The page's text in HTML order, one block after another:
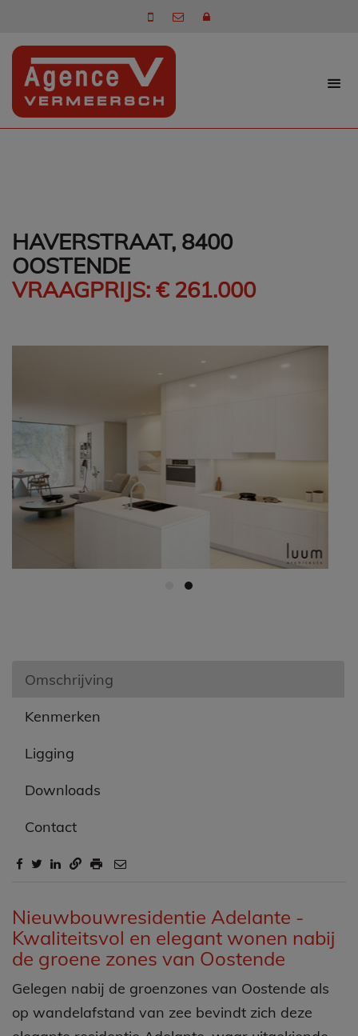
HAVERSTRAAT, 8400
OOSTENDE
VRAAGPRIJS: € 261.000
Omschrijving
Kenmerken
Ligging
Downloads
Omschrijving
Nieuwbouwresidentie Adelante -
Kwaliteitsvol en elegant wonen nabij
de groene zones van Oostende